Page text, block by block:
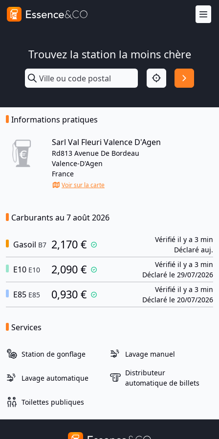
Trouvez la station la moins chère
Informations pratiques
Sarl Val Fleuri Valence D'Agen
Rd813 Avenue De Bordeau
Valence-D'Agen
France
Voir sur la carte
Carburants au 7 août 2026
Gasoil B7 2,170 €
Vérifié il y a 3 min
Déclaré auj.
E10 E10 2,090 €
Vérifié il y a 3 min
Déclaré le 29/07/2026
E85 E85 0,930 €
Vérifié il y a 3 min
Déclaré le 20/07/2026
Services
Station de gonflage Lavage manuel
Lavage automatique
Distributeur
automatique de billets
Toilettes publiques